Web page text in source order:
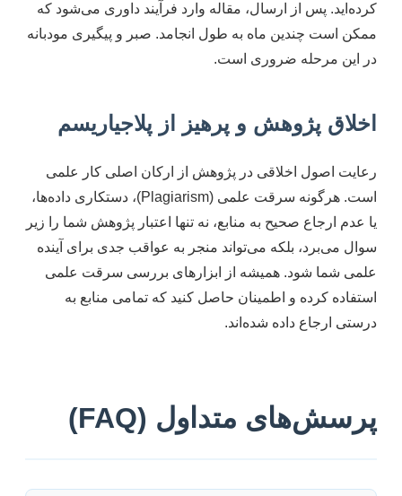
کرده‌اید. پس از ارسال، مقاله وارد فرآیند داوری می‌شود که
ممکن است چندین ماه به طول انجامد. صبر و پیگیری مودبانه
در این مرحله ضروری است.
اخلاق پژوهش و پرهیز از پلاجیاریسم
رعایت اصول اخلاقی در پژوهش از ارکان اصلی کار علمی
است. هرگونه سرقت علمی (Plagiarism)، دستکاری داده‌ها،
یا عدم ارجاع صحیح به منابع، نه تنها اعتبار پژوهش شما را زیر
سوال می‌برد، بلکه می‌تواند منجر به عواقب جدی برای آینده
علمی شما شود. همیشه از ابزارهای بررسی سرقت علمی
استفاده کرده و اطمینان حاصل کنید که تمامی منابع به
درستی ارجاع داده شده‌اند.
پرسش‌های متداول (FAQ)